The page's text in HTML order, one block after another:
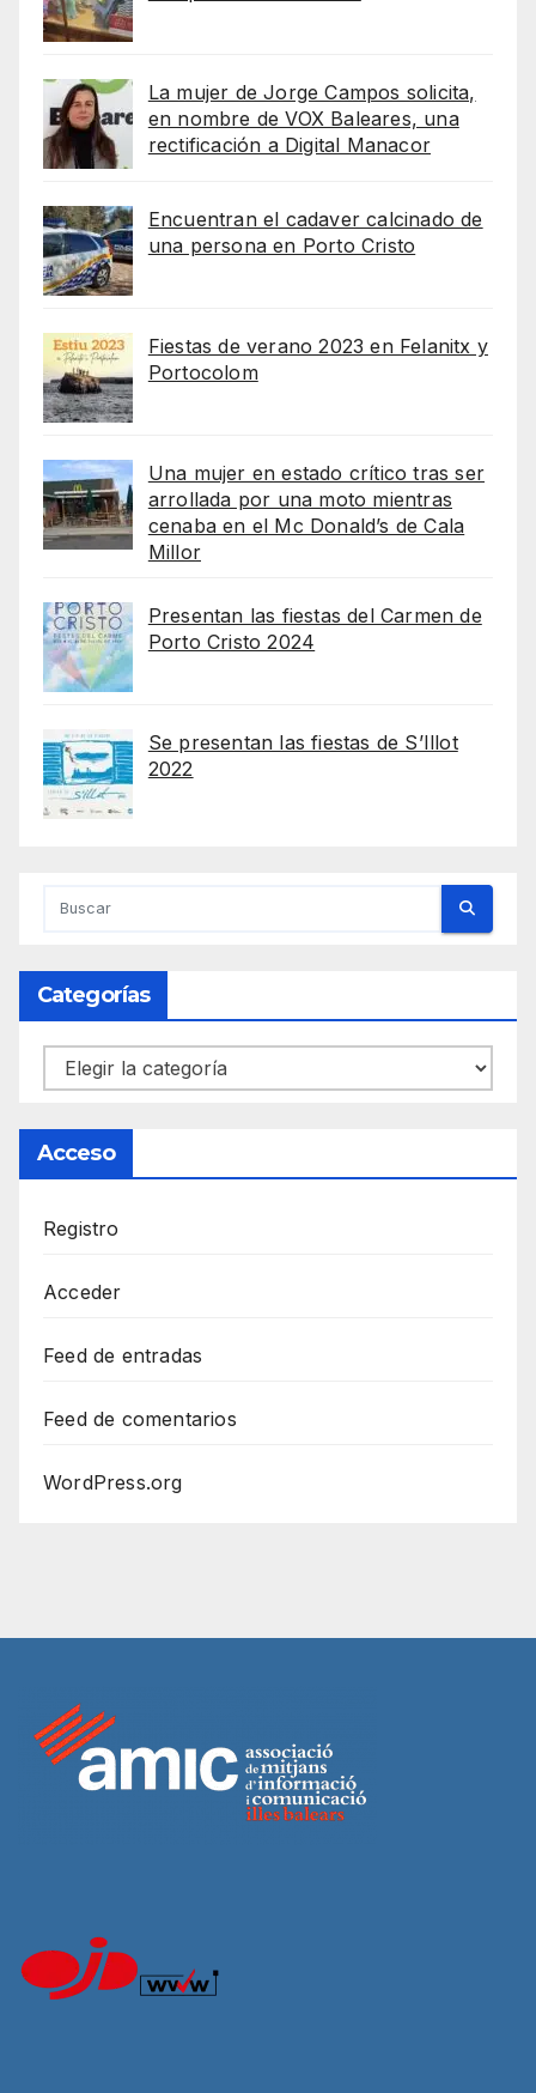
La mujer de Jorge Campos solicita,
en nombre de VOX Baleares, una
rectificación a Digital Manacor
Encuentran el cadaver calcinado de
una persona en Porto Cristo
Fiestas de verano 2023 en Felanitx y
Portocolom
Una mujer en estado crítico tras ser
arrollada por una moto mientras
cenaba en el Mc Donald’s de Cala
Millor
Presentan las fiestas del Carmen de
Porto Cristo 2024
Se presentan las fiestas de S’Illot
2022
Categorías
Categorías
Acceso
Registro
Acceder
Feed de entradas
Feed de comentarios
WordPress.org